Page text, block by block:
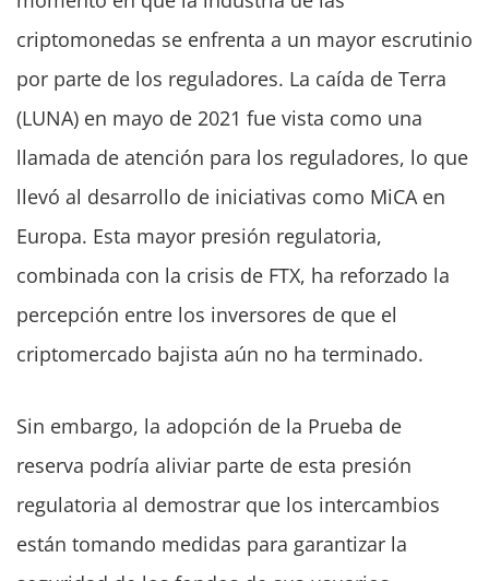
criptomonedas se enfrenta a un mayor escrutinio
por parte de los reguladores. La caída de Terra
(LUNA) en mayo de 2021 fue vista como una
llamada de atención para los reguladores, lo que
llevó al desarrollo de iniciativas como MiCA en
Europa. Esta mayor presión regulatoria,
combinada con la crisis de FTX, ha reforzado la
percepción entre los inversores de que el
criptomercado bajista aún no ha terminado.
Sin embargo, la adopción de la Prueba de
reserva podría aliviar parte de esta presión
regulatoria al demostrar que los intercambios
están tomando medidas para garantizar la